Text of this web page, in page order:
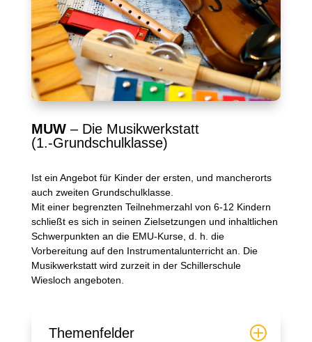
MUW– Die Musikwerkstatt
(1.-Grundschulklasse)
Ist ein Angebot für Kinder der ersten, und mancherorts
auch zweiten Grundschulklasse.
Mit einer begrenzten Teilnehmerzahl von 6-12 Kindern
schließt es sich in seinen Zielsetzungen und inhaltlichen
Schwerpunkten an die EMU-Kurse, d. h. die
Vorbereitung auf den Instrumentalunterricht an. Die
Musikwerkstatt wird zurzeit in der Schillerschule
Wiesloch angeboten.
Themenfelder